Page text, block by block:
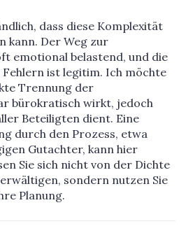
dass diese Komplexität
kann. Der Weg zur
emotional belastend, und die
ist legitim. Ich möchte
Trennung der
bürokratisch wirkt, jedoch
Beteiligten dient. Eine
durch den Prozess, etwa
Gutachter, kann hier
Sie sich nicht von der Dichte
sondern nutzen Sie
Planung.